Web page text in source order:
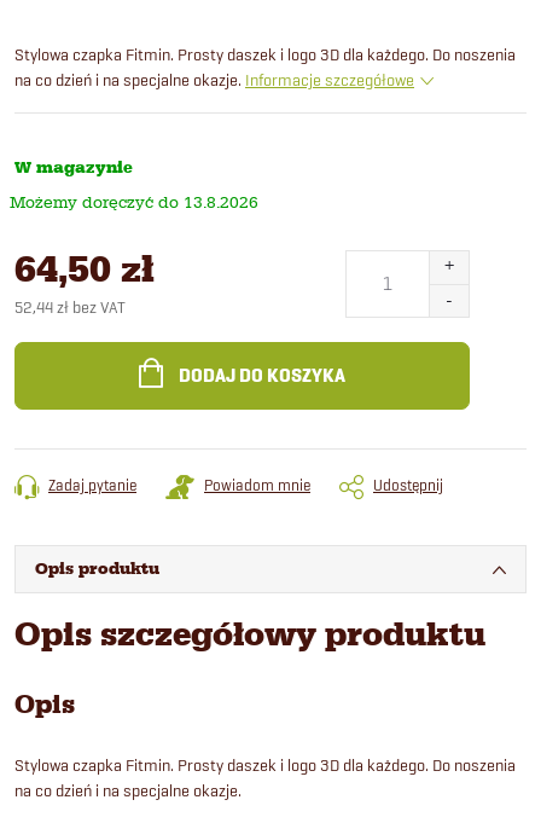
Stylowa czapka Fitmin. Prosty daszek i logo 3D dla każdego. Do noszenia
na co dzień i na specjalne okazje. Informacje szczegółowe
W magazynie
13.8.2026
64,50 zł
52,44 zł bez VAT
jednostkowa:
DODAJ DO KOSZYKA
Zadaj pytanie Powiadom mnie Udostępnij
Opis produktu
Opis szczegółowy produktu
Opis
Stylowa czapka Fitmin. Prosty daszek i logo 3D dla każdego. Do noszenia
na co dzień i na specjalne okazje.